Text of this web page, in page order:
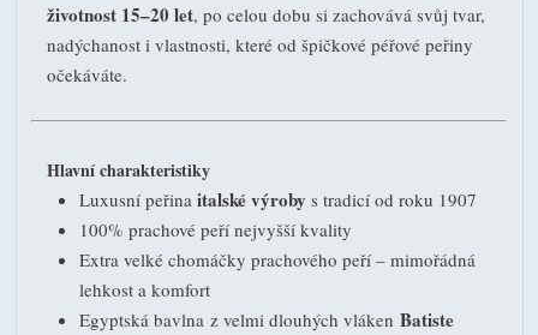
životnost 15–20 let, po celou dobu si zachovává svůj tvar,
nadýchanost i vlastnosti, které od špičkové péřové peřiny
očekáváte.
Hlavní charakteristiky
Luxusní peřina italské výroby s tradicí od roku 1907
100% prachové peří nejvyšší kvality
Extra velké chomáčky prachového peří – mimořádná
lehkost a komfort
Egyptská bavlna z velmi dlouhých vláken Batiste